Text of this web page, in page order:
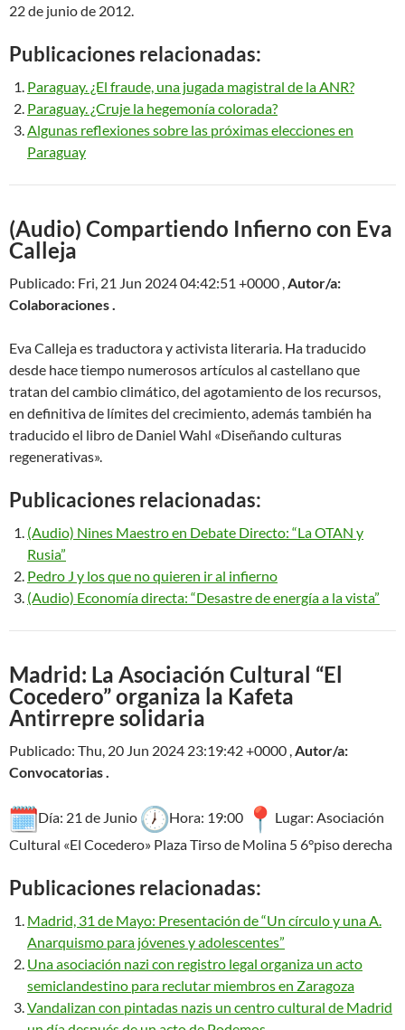
22 de junio de 2012.
Publicaciones relacionadas:
Paraguay. ¿El fraude, una jugada magistral de la ANR?
Paraguay. ¿Cruje la hegemonía colorada?
Algunas reflexiones sobre las próximas elecciones en
Paraguay
(Audio) Compartiendo Infierno con Eva
Calleja
Publicado: Fri, 21 Jun 2024 04:42:51 +0000 ,Autor/a:
Colaboraciones .
Eva Calleja es traductora y activista literaria. Ha traducido
desde hace tiempo numerosos artículos al castellano que
tratan del cambio climático, del agotamiento de los recursos,
en definitiva de límites del crecimiento, además también ha
traducido el libro de Daniel Wahl «Diseñando culturas
regenerativas».
Publicaciones relacionadas:
(Audio) Nines Maestro en Debate Directo: “La OTAN y
Rusia”
Pedro J y los que no quieren ir al infierno
(Audio) Economía directa: “Desastre de energía a la vista”
Madrid: La Asociación Cultural “El
Cocedero” organiza la Kafeta
Antirrepre solidaria
Publicado: Thu, 20 Jun 2024 23:19:42 +0000 ,Autor/a:
Convocatorias .
Día: 21 de Junio Hora: 19:00
Lugar: Asociación
Cultural «El Cocedero» Plaza Tirso de Molina 5 6°piso derecha
Publicaciones relacionadas:
Madrid, 31 de Mayo: Presentación de “Un círculo y una A.
Anarquismo para jóvenes y adolescentes”
Una asociación nazi con registro legal organiza un acto
semiclandestino para reclutar miembros en Zaragoza
Vandalizan con pintadas nazis un centro cultural de Madrid